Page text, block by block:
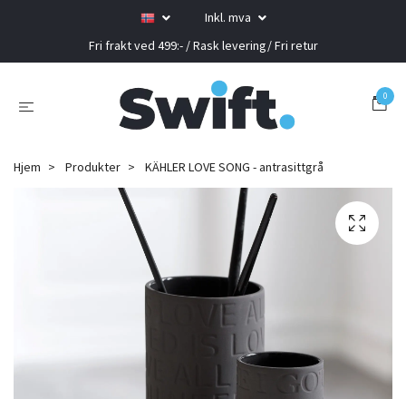
Inkl. mva
Fri frakt ved 499:- / Rask levering/ Fri retur
0
Hjem Produkter KÄHLER LOVE SONG - antrasittgrå